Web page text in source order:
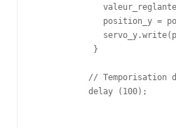
position_y =
            }
// Temporisation
           delay (100);